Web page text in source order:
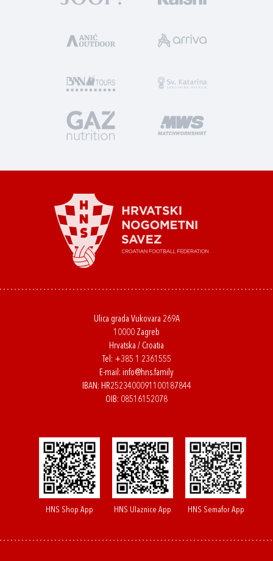
Ulica grada Vukovara 269A
10000 Zagreb
Hrvatska / Croatia
Tel: +385 1 2361555
E-mail: info@hns.family
IBAN: HR2523400091100187844
OIB: 08516152078
HNS Shop App HNS Ulaznice App HNS Semafor App